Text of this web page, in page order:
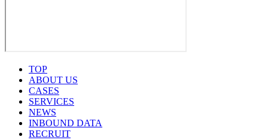
TOP
ABOUT US
CASES
SERVICES
NEWS
INBOUND DATA
RECRUIT